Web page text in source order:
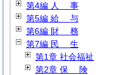
第4編 人 事
第5編 給 与
第6編 財 務
第7編 民 生
第1章 社会福祉
第2章 保
険